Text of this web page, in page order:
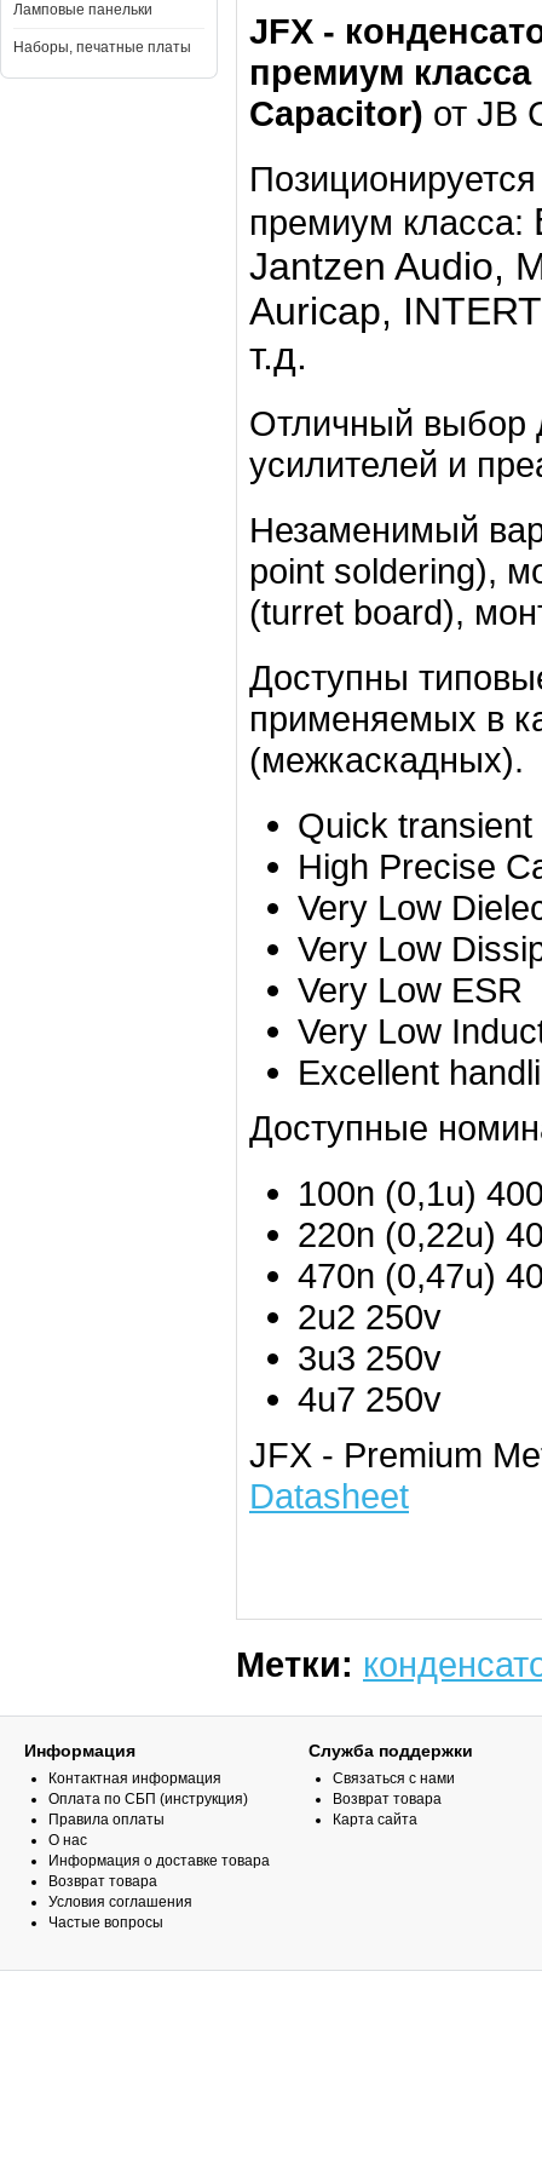
Ламповые панельки
Наборы, печатные платы
JFX -
премиум класса
Capacitor) от JB
премиум класса:
Jantzen Audio,
Auricap,
т.д.
Отличный выбор
усилителей и
Незаменимый
point soldering),
(turret board),
Доступны
применяемых в
(межкаскадных).
Quick transient
High Precise
Very Low
Very Low
Very Low ESR
Very Low
Excellent
Доступные
100n (0,1u)
220n (0,22u)
470n (0,47u)
2u2 250v
3u3 250v
4u7 250v
JFX - Premium
Datasheet
Метки:
Информация
Контактная информация
Оплата по СБП (инструкция)
Правила оплаты
О нас
Информация о доставке товара
Возврат товара
Условия соглашения
Частые вопросы
Служба поддержки
Связаться с нами
Возврат товара
Карта сайта